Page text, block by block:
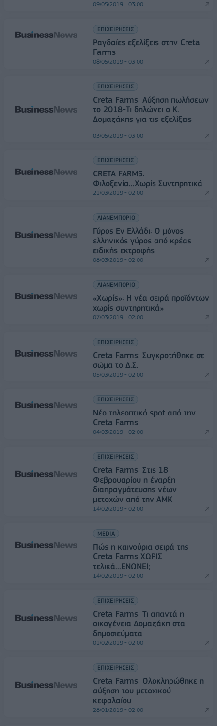
09/05/2019 - 03:00
ΕΠΙΧΕΙΡΗΣΕΙΣ
Ραγδαίες εξελίξεις στην Creta
Farms
08/05/2019 - 03:00
ΕΠΙΧΕΙΡΗΣΕΙΣ
Creta Farms: Αύξηση πωλήσεων
το 2018-Τι δηλώνει ο Κ.
Δομαζάκης για τις εξελίξεις
03/05/2019 - 03:00
ΕΠΙΧΕΙΡΗΣΕΙΣ
CRETA FARMS:
Φιλοξενία...Χωρίς Συντηρητικά
21/03/2019 - 02:00
ΛΙΑΝΕΜΠΟΡΙΟ
Γύρος Εν Ελλάδι: Ο μόνος
ελληνικός γύρος από κρέας
ειδικής εκτροφής
08/03/2019 - 02:00
ΛΙΑΝΕΜΠΟΡΙΟ
«Χωρίς»: Η νέα σειρά προϊόντων
χωρίς συντηρητικά»
07/03/2019 - 02:00
ΕΠΙΧΕΙΡΗΣΕΙΣ
Creta Farms: Συγκροτήθηκε σε
σώμα το Δ.Σ.
05/03/2019 - 02:00
ΕΠΙΧΕΙΡΗΣΕΙΣ
Nέο τηλεοπτικό spot από την
Creta Farms
04/03/2019 - 02:00
ΕΠΙΧΕΙΡΗΣΕΙΣ
Creta Farms: Στις 18
Φεβρουαρίου η έναρξη
διαπραγμάτευσης νέων
μετοχών από την ΑΜΚ
14/02/2019 - 02:00
MEDIA
Πώς η καινούρια σειρά της
Creta Farms XΩΡΙΣ
τελικά...ΕΝΩΝΕΙ;
14/02/2019 - 02:00
ΕΠΙΧΕΙΡΗΣΕΙΣ
Creta Farms: Τι απαντά η
οικογένεια Δομαζάκη στα
δημοσιεύματα
01/02/2019 - 02:00
ΕΠΙΧΕΙΡΗΣΕΙΣ
Creta Farms: Ολοκληρώθηκε η
αύξηση του μετοχικού
κεφαλαίου
28/01/2019 - 02:00